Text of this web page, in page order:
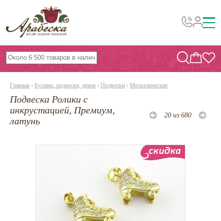
Бусины, подвески, декор
Бисер
Фурнитура
Проволока
Инструменты и материалы
Шнуры, ленты, нитки
По темам и сезонам
Главная › Бусины, подвески, декор › Подвески › Металлические
Подвеска Ролики с
инкрустацией, Премиум,
латунь
20 из 680